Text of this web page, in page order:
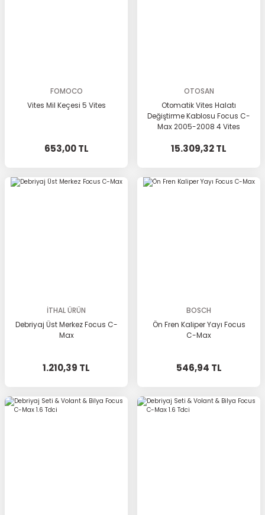
FOMOCO
Vites Mil Keçesi 5 Vites
653,00 TL
OTOSAN
Otomatik Vites Halatı
Değiştirme Kablosu Focus C-
Max 2005-2008 4 Vites
15.309,32 TL
İTHAL ÜRÜN
Debriyaj Üst Merkez Focus C-
Max
1.210,39 TL
BOSCH
Ön Fren Kaliper Yayı Focus
C-Max
546,94 TL